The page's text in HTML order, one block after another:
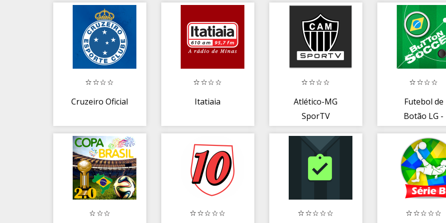
Cruzeiro Oficial Itatiaia
Atlético-MG
SporTV
Futebol de
Botão LG -